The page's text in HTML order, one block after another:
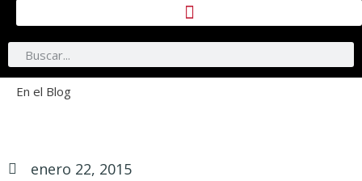
En el Blog
enero 22, 2015